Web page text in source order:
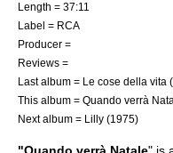
Length = 37:11
Label = RCA
Producer =
Reviews =
Last album = Le cose della vita
This album = Quando verrà
Next album = Lilly (1975)